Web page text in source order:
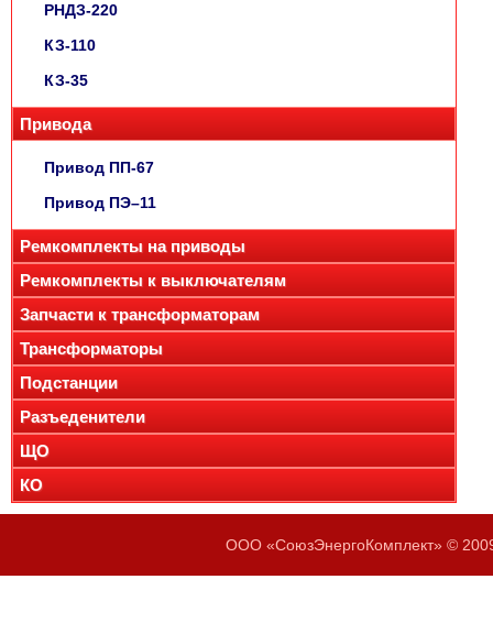
РНДЗ-220
КЗ-110
КЗ-35
Привода
Привод ПП-67
Привод ПЭ–11
Ремкомплекты на приводы
Ремкомплекты к выключателям
Запчасти к трансформаторам
Трансформаторы
Подстанции
Разъеденители
ЩО
КО
ООО «СоюзЭнергоКомплект» ©